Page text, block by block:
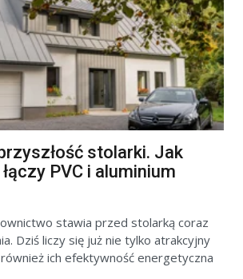
stolarki. Jak
PVC i aluminium
stawia przed stolarką coraz
Dziś liczy się już nie tylko atrakcyjny
ich efektywność energetyczna